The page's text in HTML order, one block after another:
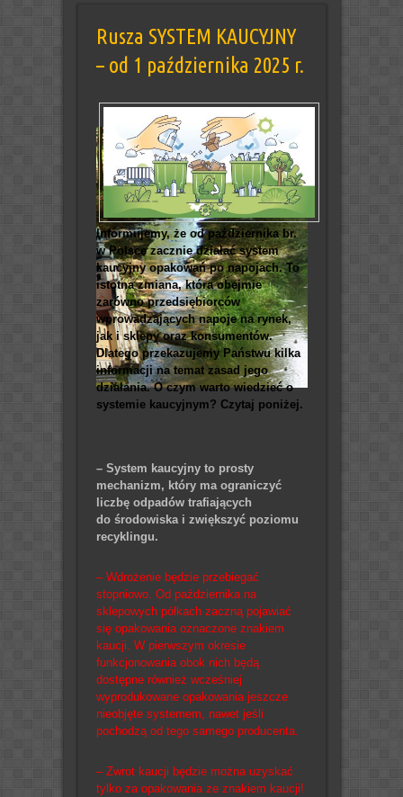
Rusza SYSTEM KAUCYJNY
– od 1 października 2025 r.
Informujemy, że od października br.
w Polsce zacznie działać system
kaucyjny opakowań po napojach. To
istotna zmiana, która obejmie
zarówno przedsiębiorców
wprowadzających napoje na rynek,
jak i sklepy oraz konsumentów.
Dlatego przekazujemy Państwu kilka
informacji na temat zasad jego
działania.O czym warto wiedzieć o
systemie kaucyjnym? Czytaj poniżej.
– System kaucyjny to prosty
mechanizm, który ma ograniczyć
liczbę odpadów trafiających
do środowiska i zwiększyć poziomu
recyklingu.
– Wdrożenie będzie przebiegać
stopniowo. Od października na
sklepowych półkach zaczną pojawiać
się opakowania oznaczone znakiem
kaucji. W pierwszym okresie
funkcjonowania obok nich będą
dostępne również wcześniej
wyprodukowane opakowania jeszcze
nieobjęte systemem, nawet jeśli
pochodzą od tego samego producenta.
– Zwrot kaucji będzie można uzyskać
tylko za opakowania ze znakiem kaucji!